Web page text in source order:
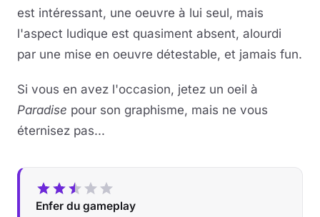
est intéressant, une oeuvre à lui seul, mais
l'aspect ludique est quasiment absent, alourdi
par une mise en oeuvre détestable, et jamais fun.
Si vous en avez l'occasion, jetez un oeil à
Paradise pour son graphisme, mais ne vous
éternisez pas...
Enfer du gameplay